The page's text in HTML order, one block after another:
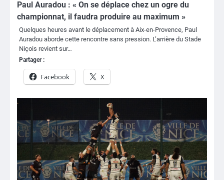
Paul Auradou : « On se déplace chez un ogre du
championnat, il faudra produire au maximum »
Quelques heures avant le déplacement à Aix-en-Provence, Paul
Auradou aborde cette rencontre sans pression. L’arrière du Stade
Niçois revient sur…
Partager :
Facebook X